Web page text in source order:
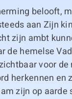
belooft,
aan Zijn
zijn ambt
de hemelse
voor
herkennen en
zijn op